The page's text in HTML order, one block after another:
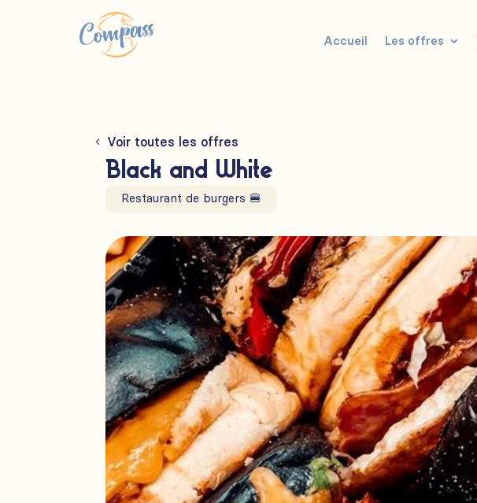
Accueil Les offres
Voir toutes les offres
Black and White
Restaurant de burgers 🍔